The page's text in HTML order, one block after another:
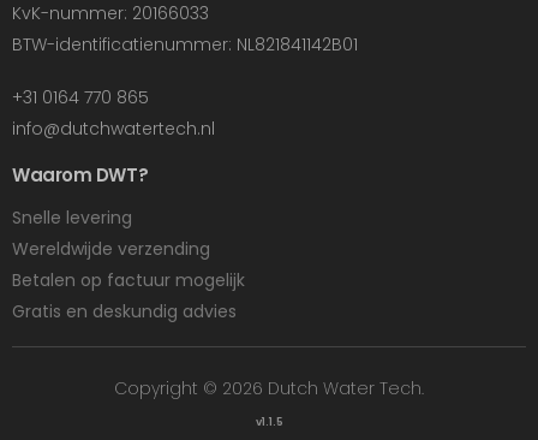
KvK-nummer: 20166033
BTW-identificatienummer: NL821841142B01
+31 0164 770 865
info@dutchwatertech.nl
Waarom DWT?
Snelle levering
Wereldwijde verzending
Betalen op factuur mogelijk
Gratis en deskundig advies
Copyright © 2026 Dutch Water Tech.
v1.1.5